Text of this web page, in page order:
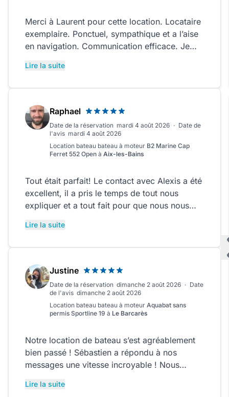
Merci à Laurent pour cette location. Locataire
exemplaire. Ponctuel, sympathique et a l’aise
en navigation. Communication efficace. Je
Lire la suite
Raphael
Date de la réservation mardi 4 août 2026 · Date de
l'avis mardi 4 août 2026
Location bateau bateau à moteur B2 Marine Cap
Ferret 552 Open à Aix-les-Bains
Tout était parfait! Le contact avec Alexis a été
excellent, il a pris le temps de tout nous
expliquer et a tout fait pour que nous nous
agréable et très bien équipé, nous avons
Lire la suite
Justine
Date de la réservation dimanche 2 août 2026 · Date
de l'avis dimanche 2 août 2026
Location bateau bateau à moteur Aquabat sans
permis Sportline 19 à Le Barcarès
Notre location de bateau s’est agréablement
bien passé ! Sébastien a répondu à nos
messages une vitesse incroyable ! Nous
recommandons les yeux fermés !
Lire la suite